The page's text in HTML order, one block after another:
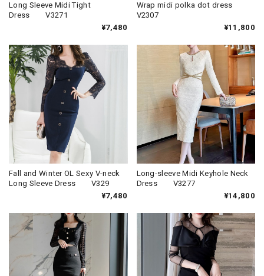
Long Sleeve Midi Tight
Dress V3271
¥7,480
Wrap midi polka dot dress
V2307
¥11,800
Fall and Winter OL Sexy V-neck
Long Sleeve Dress V329
¥7,480
Long-sleeve Midi Keyhole Neck
Dress V3277
¥14,800